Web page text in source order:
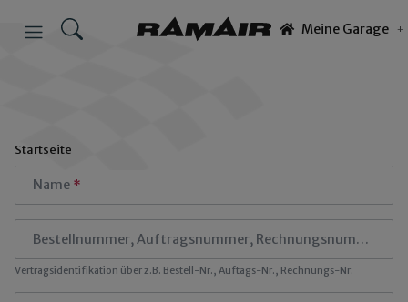
Meine Garage
Startseite
Name
Vertragsidentifikation über z.B. Bestell-Nr., Auftags-Nr., Rechnungs-Nr.
Bestellnummer, Auftragsnummer, Rechnungsnummer